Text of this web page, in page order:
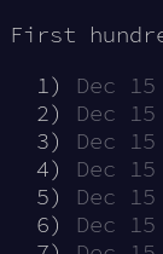
First
  1)
Dec
  2)
Dec
  3)
Dec
  4)
Dec
  5)
Dec
  6)
Dec